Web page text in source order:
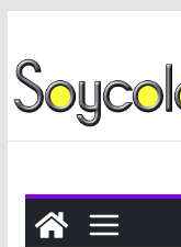
al
contenido